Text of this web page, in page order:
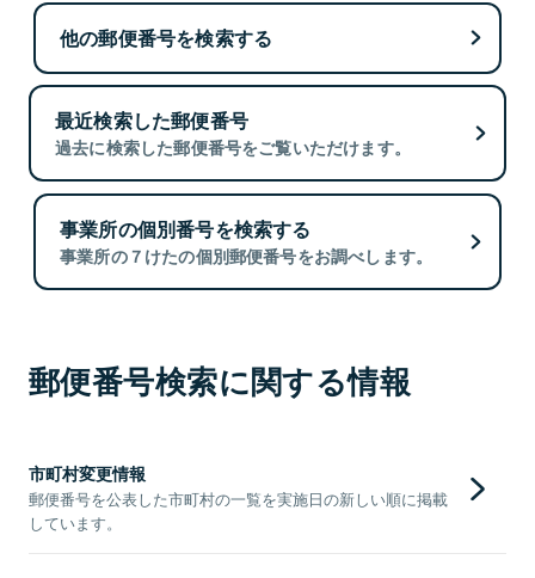
他の郵便番号を検索する
最近検索した郵便番号
過去に検索した郵便番号をご覧いただけます。
事業所の個別番号を検索する
事業所の７けたの個別郵便番号をお調べします。
郵便番号検索に関する情報
市町村変更情報
郵便番号を公表した市町村の一覧を実施日の新しい順に掲載
しています。